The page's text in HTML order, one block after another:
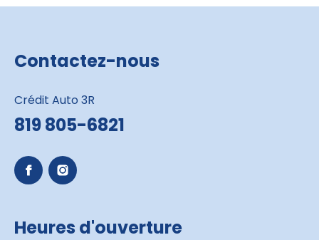
Contactez-nous
Crédit Auto 3R
819 805-6821
Heures d'ouverture